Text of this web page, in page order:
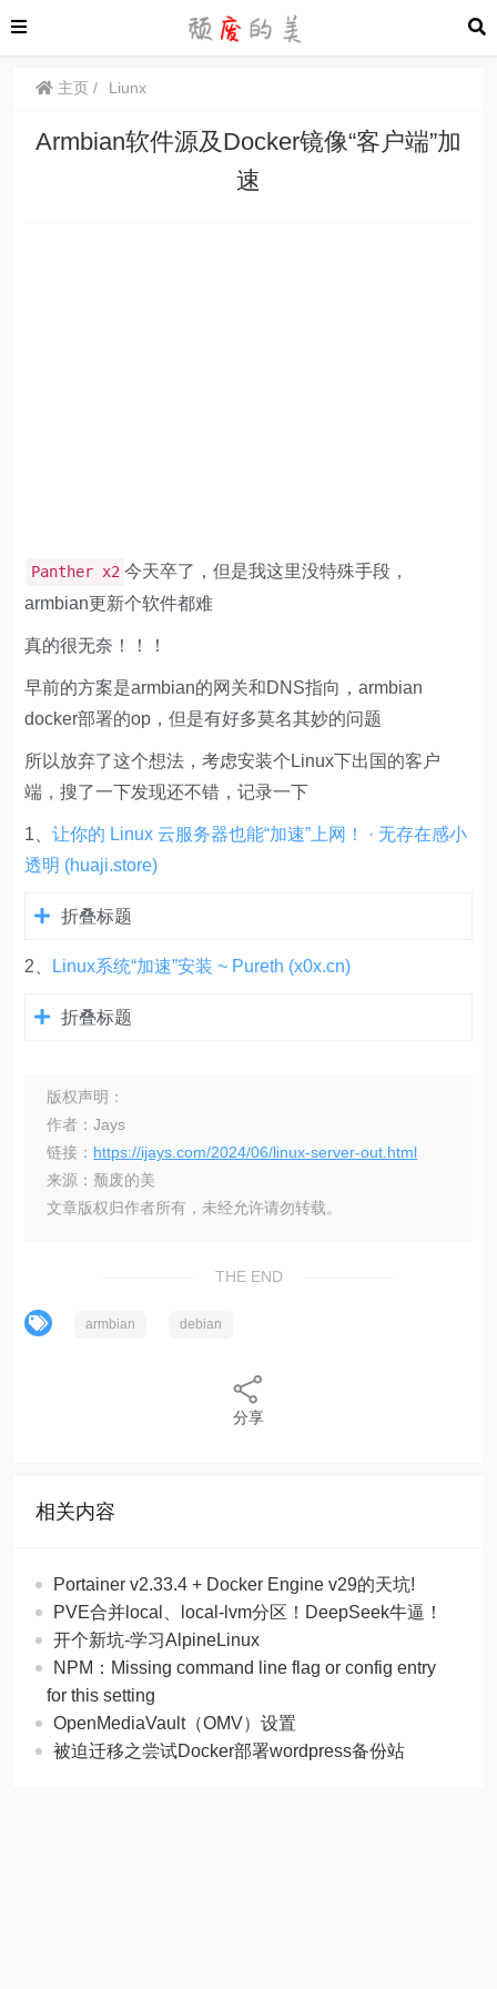
主页 Liunx
Armbian软件源及Docker镜像“客户端”加
速
Panther x2 今天卒了，但是我这里没特殊手段，
armbian更新个软件都难
真的很无奈！！！
早前的方案是armbian的网关和DNS指向，armbian
docker部署的op，但是有好多莫名其妙的问题
所以放弃了这个想法，考虑安装个Linux下出国的客户
端，搜了一下发现还不错，记录一下
1、让你的 Linux 云服务器也能“加速”上网！ · 无存在感小
透明 (huaji.store)
折叠标题
2、 Linux系统“加速”安装 ~ Pureth (x0x.cn)
折叠标题
版权声明：
作者：Jays
链接： https://ijays.com/2024/06/linux-server-out.html
来源：颓废的美
文章版权归作者所有，未经允许请勿转载。
THE END
armbian debian
分享
相关内容
Portainer v2.33.4 + Docker Engine v29的天坑!
PVE合并local、local-lvm分区！DeepSeek牛逼！
开个新坑-学习AlpineLinux
NPM：Missing command line flag or config entry
for this setting
OpenMediaVault（OMV）设置
被迫迁移之尝试Docker部署wordpress备份站